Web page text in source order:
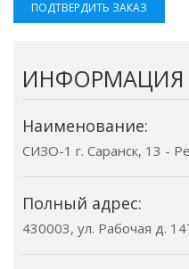
ПОДТВЕРДИТЬ ЗАКАЗ
ИНФОРМАЦИЯ
Наименование:
СИЗО-1 г. Саранск, 13 -
Полный адрес:
430003, ул. Рабочая д.